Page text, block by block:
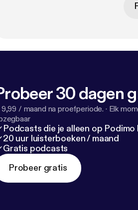
30 dagen
/ maand na proefperiode. · Elk
Podcasts die je alleen op
20 uur luisterboeken / maand
Gratis podcasts
Probeer gratis